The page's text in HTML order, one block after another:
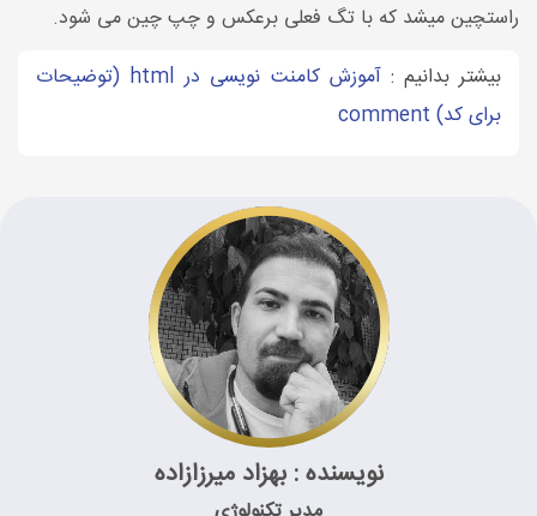
راستچین میشد که با تگ فعلی برعکس و چپ چین می شود.
بیشتر بدانیم :
آموزش کامنت نویسی در html (توضیحات
برای کد) comment
نویسنده : بهزاد میرزازاده